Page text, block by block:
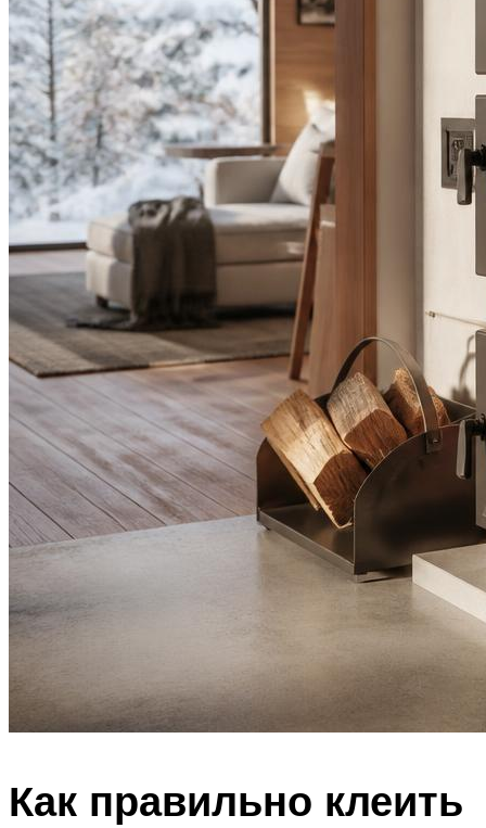
Как правильно клеить